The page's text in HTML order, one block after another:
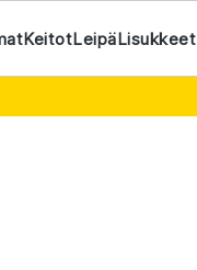
KeitotLeipäLisukkeet